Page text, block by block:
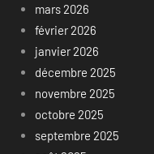
mars 2026
février 2026
janvier 2026
décembre 2025
novembre 2025
octobre 2025
septembre 2025